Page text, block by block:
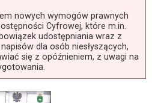
nowych wymogów prawnych
Cyfrowej, które m.in.
udostępniania wraz z
dla osób niesłyszących,
się z opóźnieniem, z uwagi na